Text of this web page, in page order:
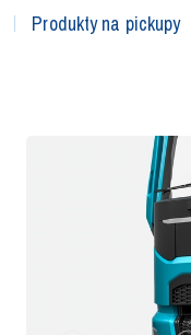
Produkty na pickupy